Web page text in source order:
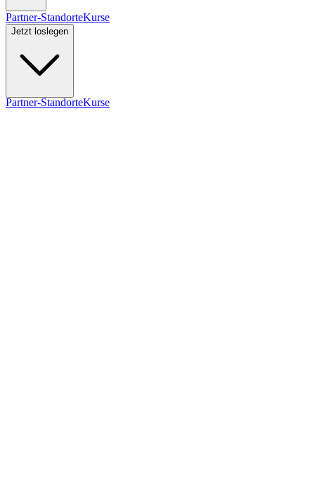
Partner-StandorteKurse
Jetzt loslegen
Partner-StandorteKurse